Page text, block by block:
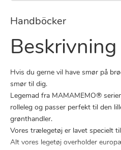
Handböcker
Beskrivning
Hvis du gerne vil have smør på
smør til dig.
Legemad fra MAMAMEMO®
rolleleg og passer perfekt til den
grønthandler.
Vores trælegetøj er lavet specielt
Alt vores legetøj overholder